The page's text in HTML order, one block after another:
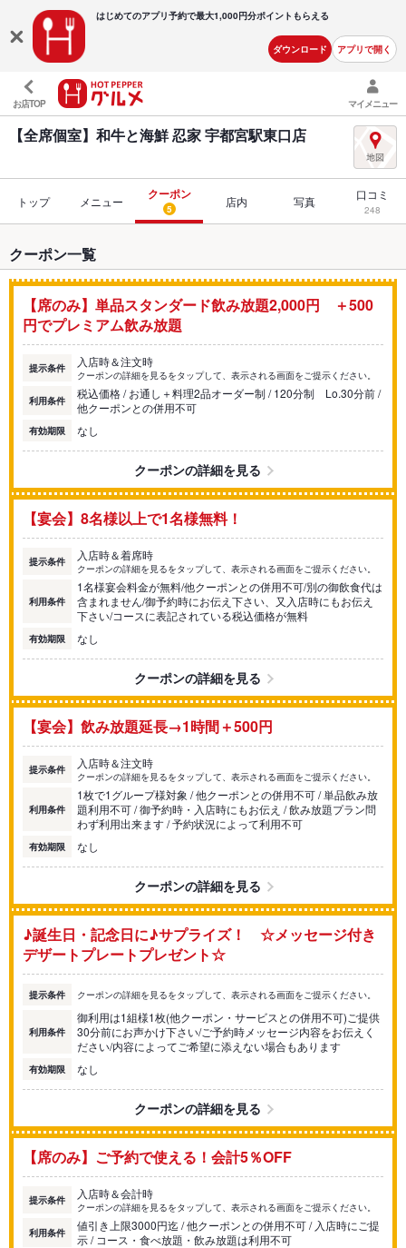
はじめてのアプリ予約で最大1,000円分ポイントもらえる
ダウンロード アプリで開く
お店TOP マイメニュー
【全席個室】和牛と海鮮 忍家 宇都宮駅東口店
トップ メニュー クーポン
5 店内 写真 口コミ
248
クーポン一覧
【席のみ】単品スタンダード飲み放題2,000円 ＋500
円でプレミアム飲み放題
提示条件 入店時＆注文時
クーポンの詳細を見るをタップして、表示される画面をご提示ください。
利用条件
税込価格 / お通し＋料理2品オーダー制 / 120分制 Lo.30分前 /
他クーポンとの併用不可
有効期限 なし
クーポンの詳細を見る
【宴会】8名様以上で1名様無料！
提示条件 入店時＆着席時
クーポンの詳細を見るをタップして、表示される画面をご提示ください。
利用条件
1名様宴会料金が無料/他クーポンとの併用不可/別の御飲食代は
含まれません/御予約時にお伝え下さい、又入店時にもお伝え
下さい/コースに表記されている税込価格が無料
有効期限 なし
クーポンの詳細を見る
【宴会】飲み放題延長→1時間＋500円
提示条件 入店時＆注文時
クーポンの詳細を見るをタップして、表示される画面をご提示ください。
利用条件
1枚で1グループ様対象 / 他クーポンとの併用不可 / 単品飲み放
題利用不可 / 御予約時・入店時にもお伝え / 飲み放題プラン問
わず利用出来ます / 予約状況によって利用不可
有効期限 なし
クーポンの詳細を見る
♪誕生日・記念日に♪サプライズ！ ☆メッセージ付き
デザートプレートプレゼント☆
提示条件 クーポンの詳細を見るをタップして、表示される画面をご提示ください。
利用条件
御利用は1組様1枚(他クーポン・サービスとの併用不可)ご提供
30分前にお声かけ下さい/ご予約時メッセージ内容をお伝えく
ださい/内容によってご希望に添えない場合もあります
有効期限 なし
クーポンの詳細を見る
【席のみ】ご予約で使える！会計5％OFF
提示条件 入店時＆会計時
クーポンの詳細を見るをタップして、表示される画面をご提示ください。
利用条件
値引き上限3000円迄 / 他クーポンとの併用不可 / 入店時にご提
示 / コース・食べ放題・飲み放題は利用不可